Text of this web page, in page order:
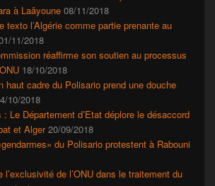
à Laâyoune 08/11/2018
texto l’Algérie comme partie prenante au
11/2018
réaffirme son soutien au processus
18/10/2018
haut cadre du Polisario prend une douche
10/2018
Le Département d’Etat déplore le désaccord
et Alger 20/09/2018
du Polisario protestent à Rabouni
l’exclusivité de l’ONU dans le traitement du